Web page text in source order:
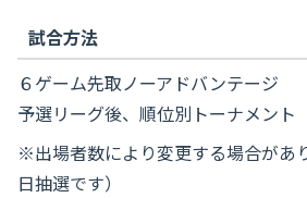
試合方法
６ゲーム先取ノーアドバンテージ
予選リーグ後、順位別トーナメント
※出場者数により変更する場合があ
日抽選です）